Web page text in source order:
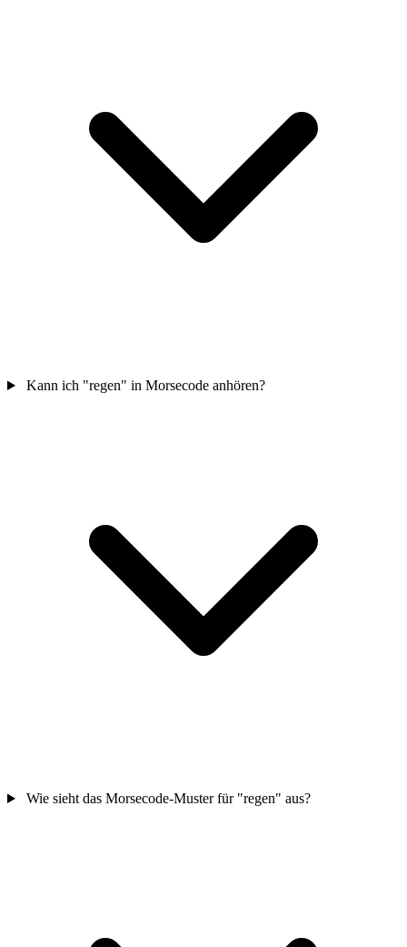
Kann ich "regen" in Morsecode anhören?
Wie sieht das Morsecode-Muster für "regen" aus?